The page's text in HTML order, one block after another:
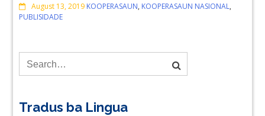
August 13, 2019 Comments
KOOPERASAUN, KOOPERASAUN NASIONAL,
PUBLISIDADE
Tradus ba Lingua